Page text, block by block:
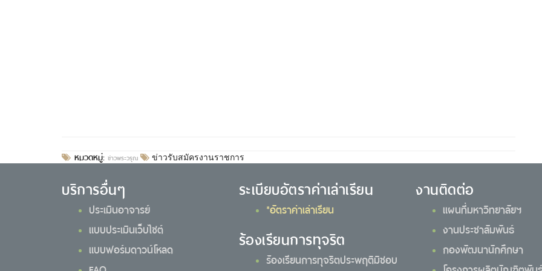
หมวดหมู่: ข่าวพระวรุณ ข่าวรับสมัครงานราชการ
บริการอื่นๆ
ประเมินอาจารย์
แบบประเมินเว็บไซต์
แบบฟอร์มดาวน์โหลด
ระเบียบอัตราค่าเล่าเรียน
*อัตราค่าเล่าเรียน
ร้องเรียนการทุจริต
ร้องเรียนการทุจริตประพฤติมิชอบ
งานติดต่อ
แผนที่มหาวิทยาลัยฯ
งานประชาสัมพันธ์
กองพัฒนานักศึกษา